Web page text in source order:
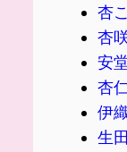
杏
杏
安
杏
伊
生